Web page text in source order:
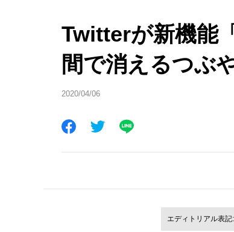
Twitterが新機能
間で消えるつぶ
2020/04/06
エディトリアル表